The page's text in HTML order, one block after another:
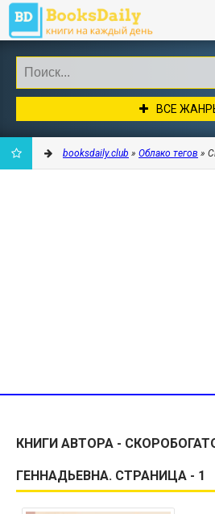
ВСЕ
booksdaily.club » Облако тегов »
КНИГИ АВТОРА -
ГЕННАДЬЕВНА. СТРАНИЦА - 1